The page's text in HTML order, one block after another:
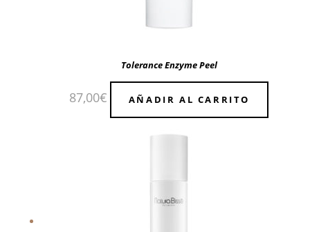
Tolerance Enzyme Peel
87,00€ AÑADIR AL CARRITO